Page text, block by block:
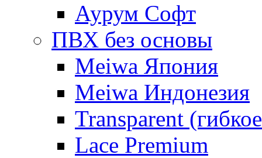
Аурум Софт
ПВХ без основы
Meiwa Япония
Meiwa Индонезия
Transparent
Lace Premium